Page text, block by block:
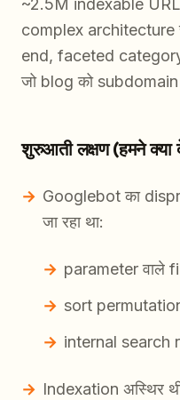
~2.5M indexable
complex architecture
end, faceted
जो blog को subdomain
शुरुआती लक्षण (हमने क्या
Googlebot का
जा रहा था:
parameter वाले
sort
internal search
Indexation अस्थिर